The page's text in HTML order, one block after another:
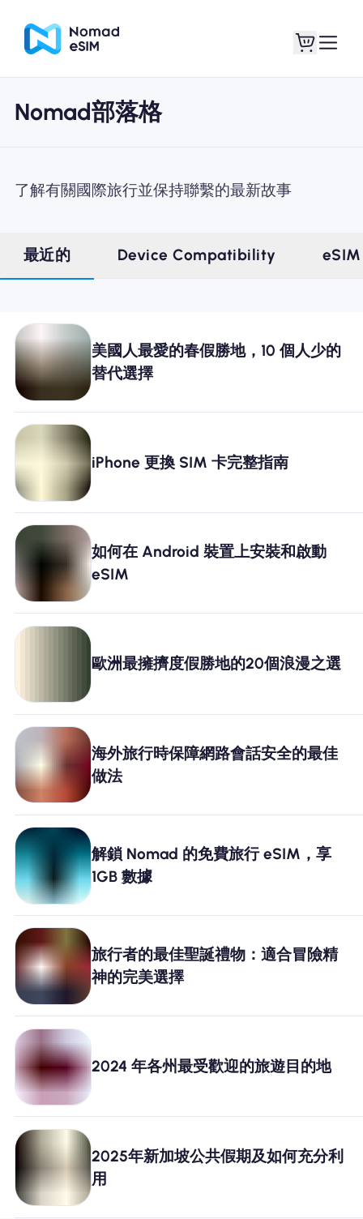
為什麼選擇Nomad eSIM
使用 eSIM
企業用戶
Nomad部落格
了解有關國際旅行並保持聯繫的最新故事
最近的 Device Compatibility eSIM
美國人最愛的春假勝地，10 個人少的
替代選擇
iPhone 更換 SIM 卡完整指南
如何在 Android 裝置上安裝和啟動
eSIM
歐洲最擁擠度假勝地的20個浪漫之選
海外旅行時保障網路會話安全的最佳
做法
解鎖 Nomad 的免費旅行 eSIM，享
1GB 數據
旅行者的最佳聖誕禮物：適合冒險精
神的完美選擇
2024 年各州最受歡迎的旅遊目的地
2025年新加坡公共假期及如何充分利
用